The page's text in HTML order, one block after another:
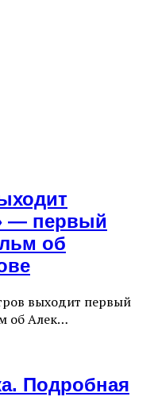
— первый
об
выходит первый
об Алек…
Подробная